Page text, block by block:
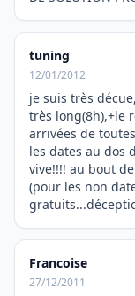
tuning
12/01/2012
je suis très
très long(8h),+le
arrivées de
les dates au dos
vive!!!! au bout
(pour les non
Francoise
27/12/2011